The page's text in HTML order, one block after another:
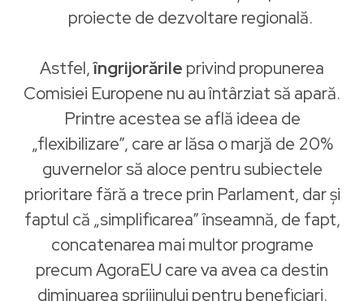
proiecte de dezvoltare regională.
Astfel,îngrijorările privind propunerea
Comisiei Europene nu au întârziat să apară.
Printre acestea se află ideea de
„flexibilizare”, care ar lăsa o marjă de 20%
guvernelor să aloce pentru subiectele
prioritare fără a trece prin Parlament, dar și
faptul că „simplificarea” înseamnă, de fapt,
concatenarea mai multor programe
precum AgoraEU care va avea ca destin
diminuarea sprijinului pentru beneficiari.